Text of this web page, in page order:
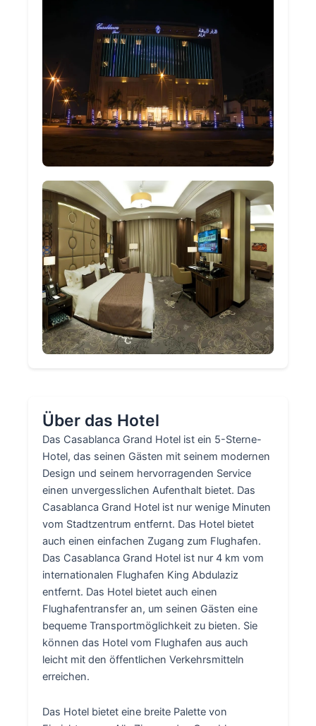
Über das Hotel
Das Casablanca Grand Hotel ist ein 5-Sterne-
Hotel, das seinen Gästen mit seinem modernen
Design und seinem hervorragenden Service
einen unvergesslichen Aufenthalt bietet. Das
Casablanca Grand Hotel ist nur wenige Minuten
vom Stadtzentrum entfernt. Das Hotel bietet
auch einen einfachen Zugang zum Flughafen.
Das Casablanca Grand Hotel ist nur 4 km vom
internationalen Flughafen King Abdulaziz
entfernt. Das Hotel bietet auch einen
Flughafentransfer an, um seinen Gästen eine
bequeme Transportmöglichkeit zu bieten. Sie
können das Hotel vom Flughafen aus auch
leicht mit den öffentlichen Verkehrsmitteln
erreichen.
Das Hotel bietet eine breite Palette von